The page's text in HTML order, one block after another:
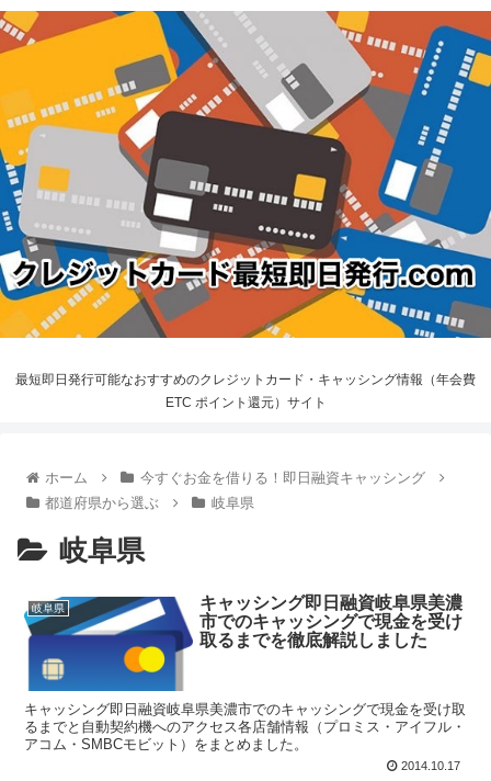
最短即日発行可能なおすすめのクレジットカード・キャッシング情報（年会費
ETC ポイント還元）サイト
ホーム
今すぐお金を借りる！即日融資キャッシング
都道府県から選ぶ
岐阜県
岐阜県
岐阜県
キャッシング即日融資岐阜県美濃
市でのキャッシングで現金を受け
取るまでを徹底解説しました
キャッシング即日融資岐阜県美濃市でのキャッシングで現金を受け取
るまでと自動契約機へのアクセス各店舗情報（プロミス・アイフル・
アコム・SMBCモビット）をまとめました。
2014.10.17